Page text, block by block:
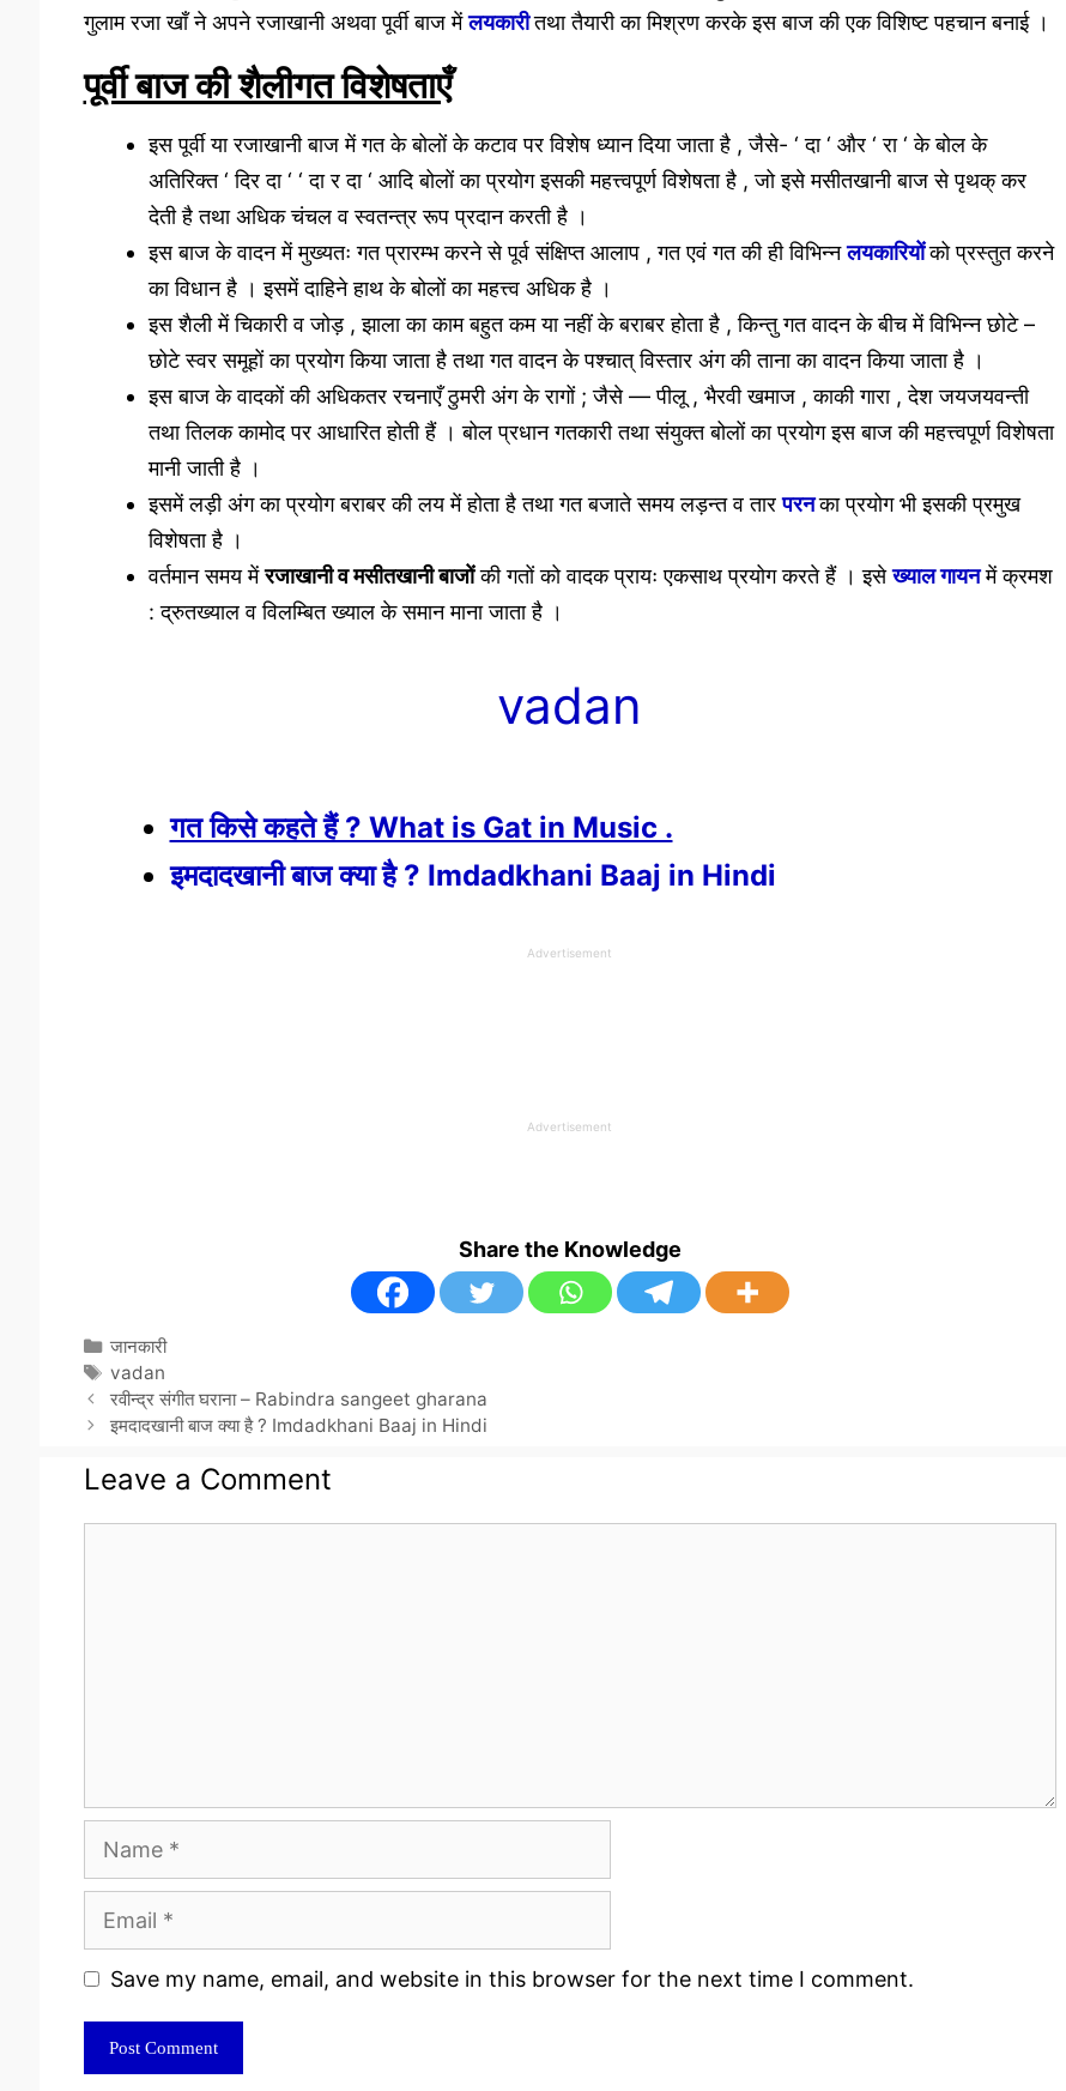
गुलाम रजा खाँ ने अपने रजाखानी अथवा पूर्वी बाज मेंलयकारीतथा तैयारी का मिश्रण करके इस बाज की एक विशिष्ट पहचान बनाई ।
पूर्वी बाज की शैलीगत विशेषताएँ
इस पूर्वी या रजाखानी बाज में गत के बोलों के कटाव पर विशेष ध्यान दिया जाता है , जैसे- ‘ दा ‘ और ‘ रा ‘ के बोल के
अतिरिक्त ‘ दिर दा ‘ ‘ दा र दा ‘ आदि बोलों का प्रयोग इसकी महत्त्वपूर्ण विशेषता है , जो इसे मसीतखानी बाज से पृथक् कर
देती है तथा अधिक चंचल व स्वतन्त्र रूप प्रदान करती है ।
इस बाज के वादन में मुख्यतः गत प्रारम्भ करने से पूर्व संक्षिप्त आलाप , गत एवं गत की ही विभिन्नलयकारियोंको प्रस्तुत करने
का विधान है । इसमें दाहिने हाथ के बोलों का महत्त्व अधिक है ।
इस शैली में चिकारी व जोड़ , झाला का काम बहुत कम या नहीं के बराबर होता है , किन्तु गत वादन के बीच में विभिन्न छोटे –
छोटे स्वर समूहों का प्रयोग किया जाता है तथा गत वादन के पश्चात् विस्तार अंग की ताना का वादन किया जाता है ।
इस बाज के वादकों की अधिकतर रचनाएँ ठुमरी अंग के रागों ; जैसे — पीलू , भैरवी खमाज , काकी गारा , देश जयजयवन्ती
तथा तिलक कामोद पर आधारित होती हैं । बोल प्रधान गतकारी तथा संयुक्त बोलों का प्रयोग इस बाज की महत्त्वपूर्ण विशेषता
मानी जाती है ।
इसमें लड़ी अंग का प्रयोग बराबर की लय में होता है तथा गत बजाते समय लड़न्त व तारपरनका प्रयोग भी इसकी प्रमुख
विशेषता है ।
वर्तमान समय मेंरजाखानी व मसीतखानी बाजोंकी गतों को वादक प्रायः एकसाथ प्रयोग करते हैं । इसेख्याल गायनमें क्रमश
: द्रुतख्याल व विलम्बित ख्याल के समान माना जाता है ।
vadan
गत किसे कहते हैं ? What is Gat in Music .
इमदादखानी बाज क्या है ? Imdadkhani Baaj in Hindi
Advertisement
Advertisement
Share the Knowledge
Categories
जानकारी
Tags
vadan
रवीन्द्र संगीत घराना – Rabindra sangeet gharana
इमदादखानी बाज क्या है ? Imdadkhani Baaj in Hindi
Leave a Comment
Name
Email
Website
Save my name, email, and website in this browser for the next time I comment.